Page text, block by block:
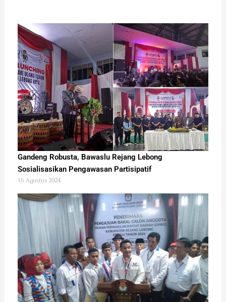
Gandeng Robusta, Bawaslu Rejang Lebong
Sosialisasikan Pengawasan Partisipatif
16 Agustus 2024